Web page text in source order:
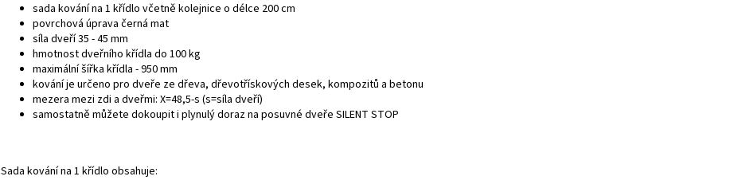
sada kování na 1 křídlo včetně kolejnice o délce 200 cm
povrchová úprava černá mat
síla dveří 35 - 45 mm
hmotnost dveřního křídla do 100 kg
maximální šířka křídla - 950 mm
kování je určeno pro dveře ze dřeva, dřevotřískových desek, kompozitů a betonu
mezera mezi zdi a dveřmi: X=48,5-s (s=síla dveří)
samostatně můžete dokoupit i plynulý doraz na posuvné dveře SILENT STOP
Sada kování na 1 křídlo obsahuje: